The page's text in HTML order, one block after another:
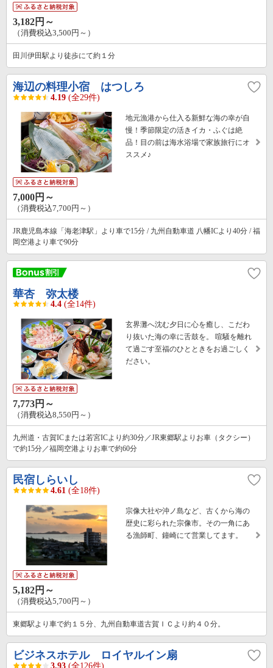
3,182円～
（消費税込3,500円～）
田川伊田駅より徒歩にて約１分
海辺の料理小宿 はつしろ
4.19 (全29件)
地元漁港から仕入る新鮮な海の幸が自
慢！季節限定の活きイカ・ふぐは絶
品！目の前は海水浴場で家族旅行にオ
ススメ♪
7,000円～
（消費税込7,700円～）
JR鹿児島本線「海老津駅」より車で15分 / 九州自動車道 八幡ICより40分 / 福
岡空港より車で90分
華杏 弥太楼
4.4 (全14件)
玄界灘へ沈む夕日に心を癒し、こだわ
り抜いた海の幸に舌鼓を。 喧騒を離れ
て過ごす至福のひとときをお過ごしく
ださい。
7,773円～
（消費税込8,550円～）
九州道・古賀ICまたは若宮ICより約30分／JR東郷駅よりお車（タクシー）
で約15分／福岡空港よりお車で約60分
民宿しらいし
4.61 (全18件)
宗像大社や沖ノ島など、古くから海の
歴史に彩られた宗像市。その一角にあ
る漁師町、鐘崎にて営業してます。
5,182円～
（消費税込5,700円～）
東郷駅より車で約１５分、九州自動車道古賀ＩＣより約４０分。
ビジネスホテル ロイヤルイン扇
3.93 (全126件)